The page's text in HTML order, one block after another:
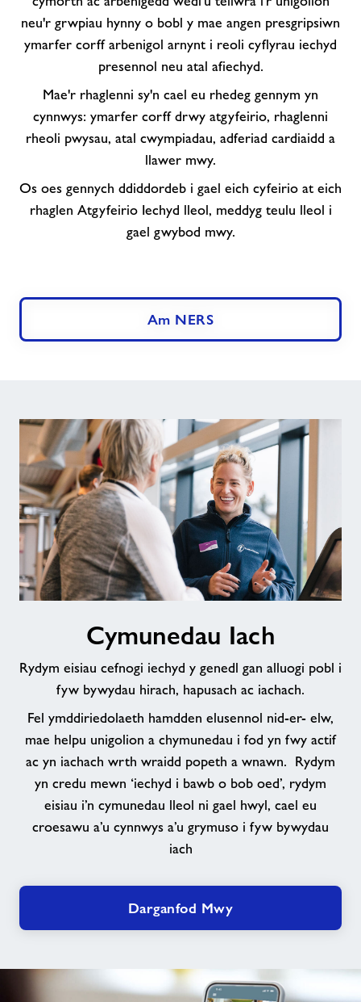
Corff:
neu'r grwpiau hynny o bobl y mae angen presgripsiwn
ymarfer corff arbenigol arnynt i reoli cyflyrau iechyd
presennol neu atal afiechyd.
Mae'r rhaglenni sy'n cael eu rhedeg gennym yn
cynnwys: ymarfer corff drwy atgyfeirio, rhaglenni
rheoli pwysau, atal cwympiadau, adferiad cardiaidd a
llawer mwy.
Os oes gennych ddiddordeb i gael eich cyfeirio at eich
rhaglen Atgyfeirio Iechyd lleol, meddyg teulu lleol i
gael gwybod mwy.
Am NERS
Cymunedau Iach
Rydym eisiau cefnogi iechyd y genedl gan alluogi pobl i
fyw bywydau hirach, hapusach ac iachach.
Fel ymddiriedolaeth hamdden elusennol nid-er- elw,
mae helpu unigolion a chymunedau i fod yn fwy actif
ac yn iachach wrth wraidd popeth a wnawn. Rydym
yn credu mewn ‘iechyd i bawb o bob oed’, rydym
eisiau i’n cymunedau lleol ni gael hwyl, cael eu
croesawu a’u cynnwys a’u grymuso i fyw bywydau
iach
Darganfod Mwy